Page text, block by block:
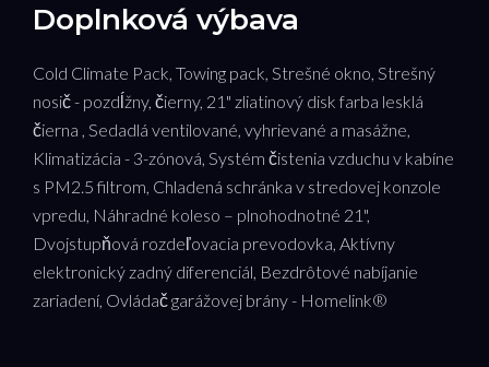
Doplnková výbava
Cold Climate Pack, Towing pack, Strešné okno, Strešný
nosič - pozdĺžny, čierny, 21" zliatinový disk farba lesklá
čierna , Sedadlá ventilované, vyhrievané a masážne,
Klimatizácia - 3-zónová, Systém čistenia vzduchu v kabíne
s PM2.5 filtrom, Chladená schránka v stredovej konzole
vpredu, Náhradné koleso – plnohodnotné 21",
Dvojstupňová rozdeľovacia prevodovka, Aktívny
elektronický zadný diferenciál, Bezdrôtové nabíjanie
zariadení, Ovládač garážovej brány - Homelink®